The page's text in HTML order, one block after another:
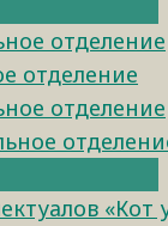
отделение
отделение
отделение
«Кот